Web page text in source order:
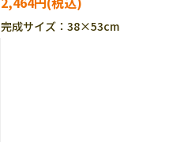
完成サイズ：38×53cm